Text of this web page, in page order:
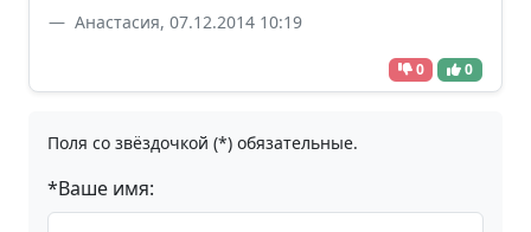
Анастасия, 07.12.2014 10:19
0 0
Поля со звёздочкой (*) обязательные.
*Ваше имя: